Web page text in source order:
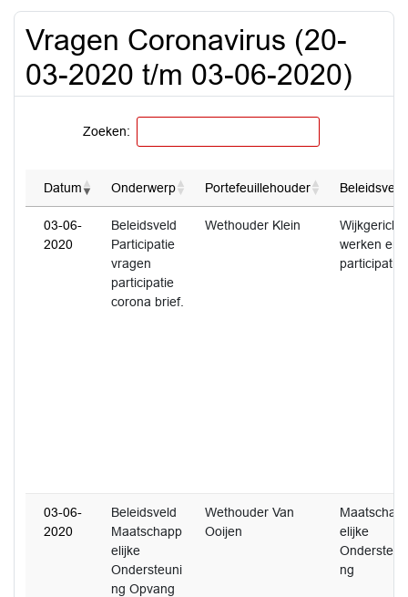
Vragen Coronavirus (20-
03-2020 t/m 03-06-2020)
Zoeken:
Datum Onderwerp Portefeuillehouder Beleidsveld
03-06-
2020
Beleidsveld
Participatie
vragen
participatie
corona brief.
Wethouder Klein
Wijkgericht
werken en
participatie
03-06-
2020
Beleidsveld
Maatschapp
elijke
Ondersteuni
ng Opvang
Wethouder Van
Ooijen
elijke
ng